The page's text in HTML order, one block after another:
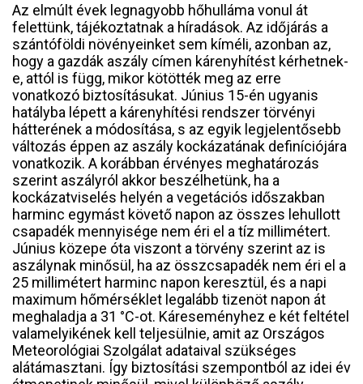
Az elmúlt évek legnagyobb hőhulláma vonul át
felettünk, tájékoztatnak a híradások. Az időjárás a
szántóföldi növényeinket sem kíméli, azonban az,
hogy a gazdák aszály címen kárenyhítést kérhetnek-
e, attól is függ, mikor kötötték meg az erre
vonatkozó biztosításukat. Június 15-én ugyanis
hatályba lépett a kárenyhítési rendszer törvényi
hátterének a módosítása, s az egyik legjelentősebb
változás éppen az aszály kockázatának definíciójára
vonatkozik. A korábban érvényes meghatározás
szerint aszályról akkor beszélhetünk, ha a
kockázatviselés helyén a vegetációs időszakban
harminc egymást követő napon az összes lehullott
csapadék mennyisége nem éri el a tíz millimétert.
Június közepe óta viszont a törvény szerint az is
aszálynak minősül, ha az összcsapadék nem éri el a
25 millimétert harminc napon keresztül, és a napi
maximum hőmérséklet legalább tizenöt napon át
meghaladja a 31 °C-ot. Káreseményhez e két feltétel
valamelyikének kell teljesülnie, amit az Országos
Meteorológiai Szolgálat adataival szükséges
alátámasztani. Így biztosítási szempontból az idei év